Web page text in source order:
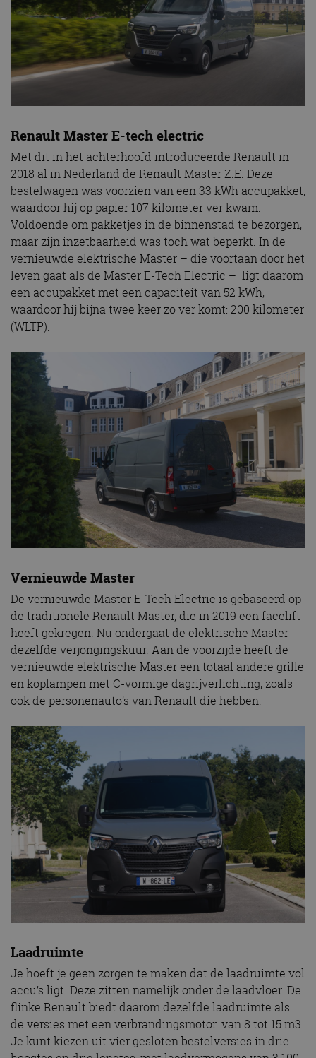
Renault Master E-tech electric
Met dit in het achterhoofd introduceerde Renault in
2018 al in Nederland de Renault Master Z.E. Deze
bestelwagen was voorzien van een 33 kWh accupakket,
waardoor hij op papier 107 kilometer ver kwam.
Voldoende om pakketjes in de binnenstad te bezorgen,
maar zijn inzetbaarheid was toch wat beperkt. In de
vernieuwde elektrische Master – die voortaan door het
leven gaat als de Master E-Tech Electric – ligt daarom
een accupakket met een capaciteit van 52 kWh,
waardoor hij bijna twee keer zo ver komt: 200 kilometer
(WLTP).
Vernieuwde Master
De vernieuwde Master E-Tech Electric is gebaseerd op
de traditionele Renault Master, die in 2019 een facelift
heeft gekregen. Nu ondergaat de elektrische Master
dezelfde verjongingskuur. Aan de voorzijde heeft de
vernieuwde elektrische Master een totaal andere grille
en koplampen met C-vormige dagrijverlichting, zoals
ook de personenauto’s van Renault die hebben.
Laadruimte
Je hoeft je geen zorgen te maken dat de laadruimte vol
accu’s ligt. Deze zitten namelijk onder de laadvloer. De
flinke Renault biedt daarom dezelfde laadruimte als
de versies met een verbrandingsmotor: van 8 tot 15 m3.
Je kunt kiezen uit vier gesloten bestelversies in drie